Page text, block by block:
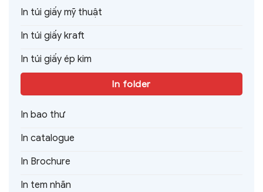
In túi giấy mỹ thuật
In túi giấy kraft
In túi giấy ép kim
In folder
In bao thư
In catalogue
In Brochure
In tem nhãn